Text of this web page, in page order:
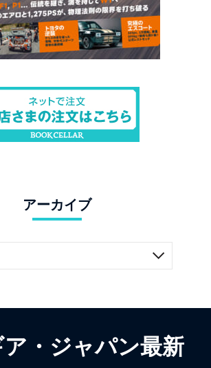
アーカイブ
ア・ジャパン最新